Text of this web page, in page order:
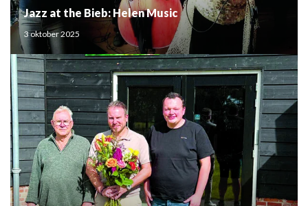
Jazz at the Bieb: Helen Music
3 oktober 2025